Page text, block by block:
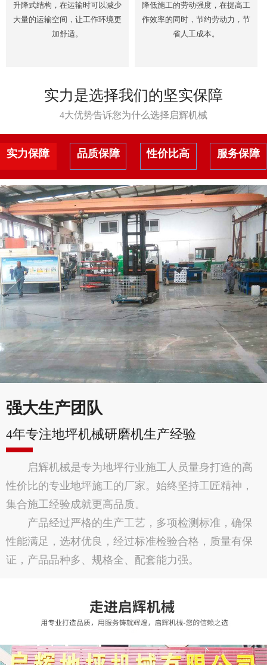
升降式结构，在运输时可以减少
大量的运输空间，让工作环境更
加舒适。
降低施工的劳动强度，在提高工
作效率的同时，节约劳动力，节
省人工成本。
实力是选择我们的坚实保障
4大优势告诉您为什么选择启辉机械
实力保障 品质保障 性价比高 服务保障
强大生产团队
4年专注地坪机械研磨机生产经验
启辉机械是专为地坪行业施工人员量身打造的高
性价比的专业地坪施工的厂家。始终坚持工匠精神，
集合施工经验成就更高品质。
产品经过严格的生产工艺，多项检测标准，确保
性能满足，选材优良，经过标准检验合格，质量有保
证，产品品种多、规格全、配套能力强。